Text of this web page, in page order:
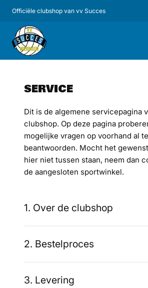
Officiële clubshop van vv Succes
SERVICE
Dit is de algemene servicepagina
clubshop. Op deze pagina
mogelijke vragen op voorhand al te
beantwoorden. Mocht het
hier niet tussen staan, neem dan
de aangesloten sportwinkel.
1. Over de clubshop
2. Bestelproces
3. Levering